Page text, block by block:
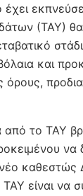
(ΤΑΥ) θα
και
το ΤΑΥ
να
καθεστώς
είναι να